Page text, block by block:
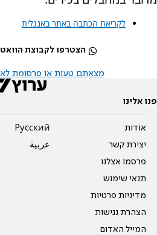
לקריאת הכתבה באתר באנגלית
הצטרפו לקבוצת
מצאתם טעות או פרסומת לא
פנו אלינו
אודות
יצירת קשר
פרסמו אצלנו
תנאי שימוש
מדיניות פרטיות
הצהרת נגישות
המייל האדום
Pусский
عربية